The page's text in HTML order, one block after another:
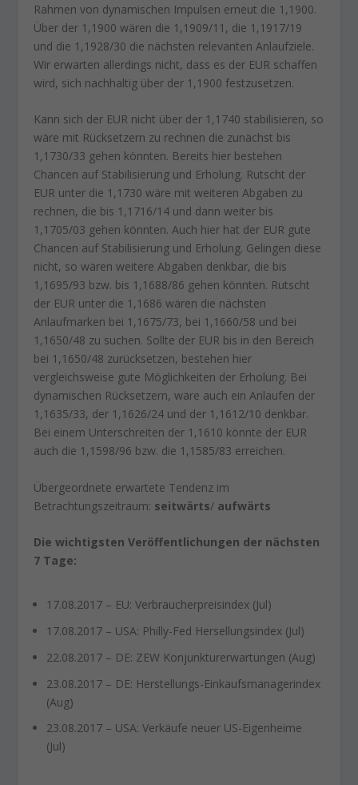
Rahmen von dynamischen Impulsen erneut die 1,1900.
Über der 1,1900 wären die 1,1909/11, die 1,1917/19
und die 1,1928/30 die nächsten relevanten Anlaufziele.
Wir erwarten allerdings nicht, dass es der EUR schaffen
wird, sich nachhaltig über der 1,1900 festzusetzen.
Kann sich der EUR nicht über der 1,1740 stabilisieren, so
wäre mit Rücksetzern zu rechnen die zunächst bis
1,1730/33 gehen könnten. Bereits hier bestehen
Chancen auf Stabilisierung und Erholung. Rutscht der
EUR unter die 1,1730 wäre mit weiteren Abgaben zu
rechnen, die bis 1,1716/14 und dann weiter bis
1,1705/03 gehen könnten. Auch hier hat der EUR gute
Chancen auf Stabilisierung und Erholung. Gelingen diese
nicht, so wären weitere Abgaben denkbar, die bis
1,1695/93 bzw. bis 1,1688/86 gehen könnten. Rutscht
der EUR unter die 1,1686 wären die nächsten
Anlaufmarken bei 1,1675/73, bei 1,1660/58 und bei
1,1650/48 zu suchen. Sollte der EUR bis in den Bereich
bei 1,1650/48 zurücksetzen, bestehen hier
vergleichsweise gute Möglichkeiten der Erholung. Bei
dynamischen Rücksetzern, wäre auch ein Anlaufen der
1,1635/33, der 1,1626/24 und der 1,1612/10 denkbar.
Bei einem Unterschreiten der 1,1610 könnte der EUR
auch die 1,1598/96 bzw. die 1,1585/83 erreichen.
Übergeordnete erwartete Tendenz im
Betrachtungszeitraum: seitwärts/ aufwärts
Die wichtigsten Veröffentlichungen der nächsten
7 Tage:
17.08.2017 – EU: Verbraucherpreisindex (Jul)
17.08.2017 – USA: Philly-Fed Hersellungsindex (Jul)
22.08.2017 – DE: ZEW Konjunkturerwartungen (Aug)
23.08.2017 – DE: Herstellungs-Einkaufsmanagerindex
(Aug)
23.08.2017 – USA: Verkäufe neuer US-Eigenheime
(Jul)